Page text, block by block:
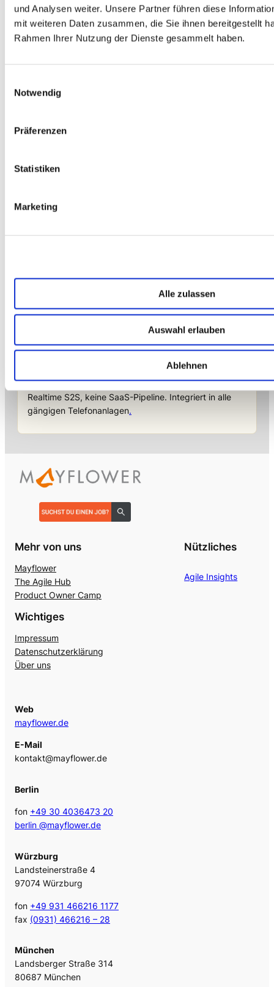
und Analysen weiter. Unsere Partner führen diese
mit weiteren Daten zusammen, die Sie ihnen bereitgestellt
Rahmen Ihrer Nutzung der Dienste gesammelt haben.
Notwendig
Präferenzen
Statistiken
Marketing
Alle zulassen
Auswahl erlauben
Ablehnen
Für das Handling unseres
Newsletters nutzen wir den Dienst
mAIstack
Citizen Developer bauen Apps, IT hält die Kontrolle.
.
Realtime S2S, keine SaaS-Pipeline. Integriert in alle
gängigen Telefonanlagen.
Mehr von uns
Mayflower
The Agile Hub
Product Owner Camp
Nützliches
Agile Insights
Wichtiges
Impressum
Datenschutzerklärung
Über uns
Web
mayflower.de
E-Mail
kontakt@mayflower.de
Berlin
fon +49 30 4036473 20
berlin @mayflower.de
Würzburg
Landsteinerstraße 4
97074 Würzburg
fon +49 931 466216 1177
fax (0931) 466216 – 28
München
Landsberger Straße 314
80687 München